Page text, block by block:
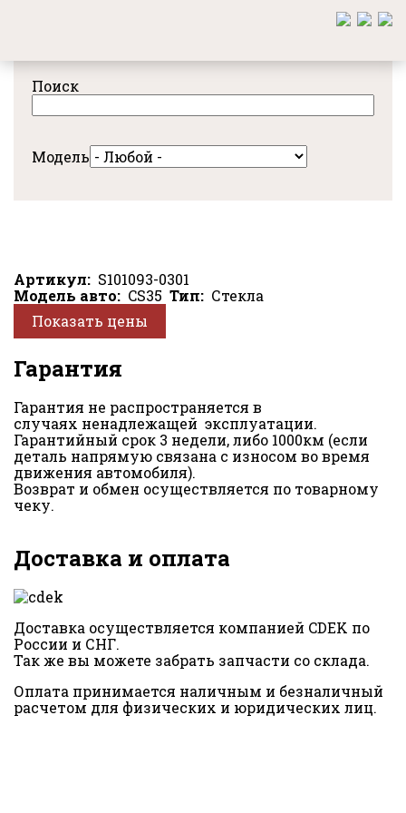
содержанию
Поиск
Модель
Артикул
S101093-0301
Модель авто
CS35 Тип
Стекла
Показать цены
Гарантия
Гарантия не распространяется в
случаях ненадлежащей эксплуатации.
Гарантийный срок 3 недели, либо 1000км (если
деталь напрямую связана с износом во время
движения автомобиля).
Возврат и обмен осуществляется по товарному
чеку.
Доставка и оплата
Доставка осуществляется компанией CDEK по
России и СНГ.
Так же вы можете забрать запчасти со склада.
Оплата принимается наличным и безналичный
расчетом для физических и юридических лиц.